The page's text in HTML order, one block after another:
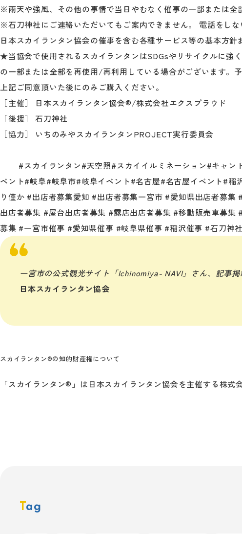
※雨天や強風、その他の事情で当日やむなく催事の一部または全
※石刀神社にご連絡いただいてもご案内できません。 電話をしな
日本スカイランタン協会の催事を含む各種サービス等の基本方
★当協会で使用されるスカイランタンはSDGsやリサイクルに強
の一部または全部を再使用/再利用している場合がございます。予
上記ご同意頂いた後にのみご購入ください。
［主催］ 日本スカイランタン協会®/株式会社エクスプラウド
［後援］ 石刀神社
［協力］ いちのみやスカイランタンPROJECT実行委員会
#スカイランタン#天空照#スカイイルミネーション#キャン
ベント#岐阜#岐阜市#岐阜イベント#名古屋#名古屋イベント#稲
り僅か #出店者募集愛知 #出店者募集一宮市 #愛知県出店者募集
出店者募集 #屋台出店者募集 #露店出店者募集 #移動販売車募集
募集 #一宮市催事 #愛知県催事 #岐阜県催事 #稲沢催事 #石刀神社
一宮市の公式観光サイト「Ichinomiya- NAVI」さん、記事
日本スカイランタン協会
スカイランタン®の知的財産権について
「スカイランタン®」は日本スカイランタン協会を主催する株式
Tag